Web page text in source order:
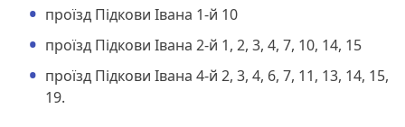
проїзд Підкови Івана 1-й 10
проїзд Підкови Івана 2-й 1, 2, 3, 4, 7, 10, 14, 15
проїзд Підкови Івана 4-й 2, 3, 4, 6, 7, 11, 13, 14, 15,
19.